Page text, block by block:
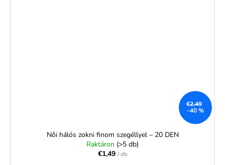
€2,49
–40 %
Női hálós zokni finom szegéllyel – 20 DEN
Raktáron (>5 db)
€1,49 / db